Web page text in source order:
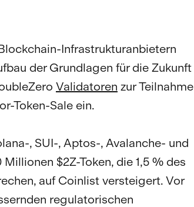
Infrastrukturanbietern
der Grundlagen für die Zukunft
Validatoren zur Teilnahme
Token-Sale ein.
, SUI-, Aptos-, Avalanche- und
$2Z-Token, die 1,5 % des
auf Coinlist versteigert. Vor
regulatorischen